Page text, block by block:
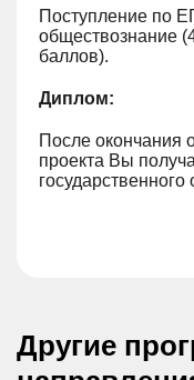
Поступление по
обществознание
баллов).
Диплом:
После окончания
проекта Вы
Другие